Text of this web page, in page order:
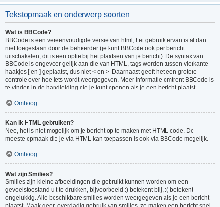
Tekstopmaak en onderwerp soorten
Wat is BBCode?
BBCode is een vereenvoudigde versie van html, het gebruik ervan is al dan
niet toegestaan door de beheerder (je kunt BBCode ook per bericht
uitschakelen, dit is een optie bij het plaatsen van je bericht). De syntax van
BBCode is ongeveer gelijk aan die van HTML, tags worden tussen vierkante
haakjes [ en ] geplaatst, dus niet < en >. Daarnaast geeft het een grotere
controle over hoe iets wordt weergegeven. Meer informatie omtrent BBCode is
te vinden in de handleiding die je kunt openen als je een bericht plaatst.
Omhoog
Kan ik HTML gebruiken?
Nee, het is niet mogelijk om je bericht op te maken met HTML code. De
meeste opmaak die je via HTML kan toepassen is ook via BBCode mogelijk.
Omhoog
Wat zijn Smilies?
Smilies zijn kleine afbeeldingen die gebruikt kunnen worden om een
gevoelstoestand uit te drukken, bijvoorbeeld :) betekent blij, :( betekent
ongelukkig. Alle beschikbare smilies worden weergegeven als je een bericht
plaatst. Maak geen overdadig gebruik van smilies, ze maken een bericht snel